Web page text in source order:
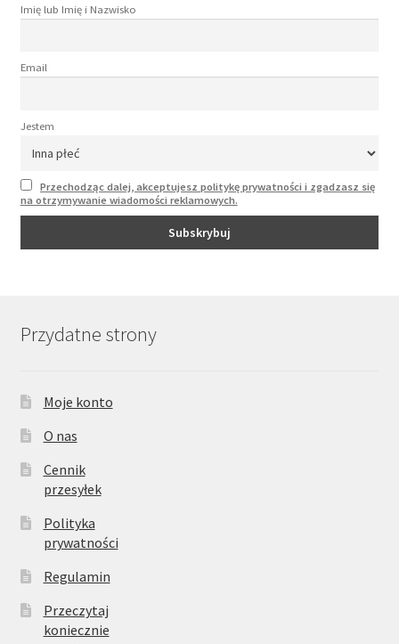
Imię lub Imię i Nazwisko
Email
Jestem
Przechodząc dalej, akceptujesz politykę prywatności i zgadzasz się
na otrzymywanie wiadomości reklamowych.
Przydatne strony
Moje konto
O nas
Cennik
przesyłek
Polityka
prywatności
Regulamin
Przeczytaj
koniecznie